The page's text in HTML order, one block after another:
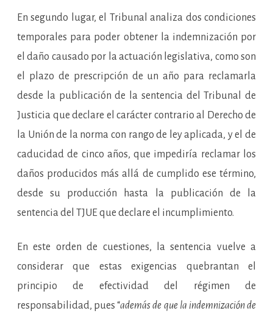
En segundo lugar, el Tribunal analiza dos condiciones
temporales para poder obtener la indemnización por
el daño causado por la actuación legislativa, como son
el plazo de prescripción de un año para reclamarla
desde la publicación de la sentencia del Tribunal de
Justicia que declare el carácter contrario al Derecho de
la Unión de la norma con rango de ley aplicada, y el de
caducidad de cinco años, que impediría reclamar los
daños producidos más allá de cumplido ese término,
desde su producción hasta la publicación de la
sentencia del TJUE que declare el incumplimiento.
En este orden de cuestiones, la sentencia vuelve a
considerar que estas exigencias quebrantan el
principio de efectividad del régimen de
responsabilidad, pues “además de que la indemnización de